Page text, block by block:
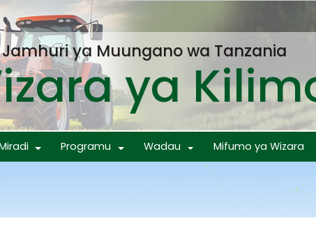
Jamhuri ya Muungano wa Tanzania
ya
Programu Wadau Mifumo ya Wizara